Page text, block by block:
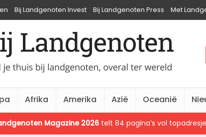
Bij Landgenoten Invest Bij Landgenoten Press Met
Afrika Amerika Azië Oceanië
Magazine 2026 telt 84 pagina’s vol